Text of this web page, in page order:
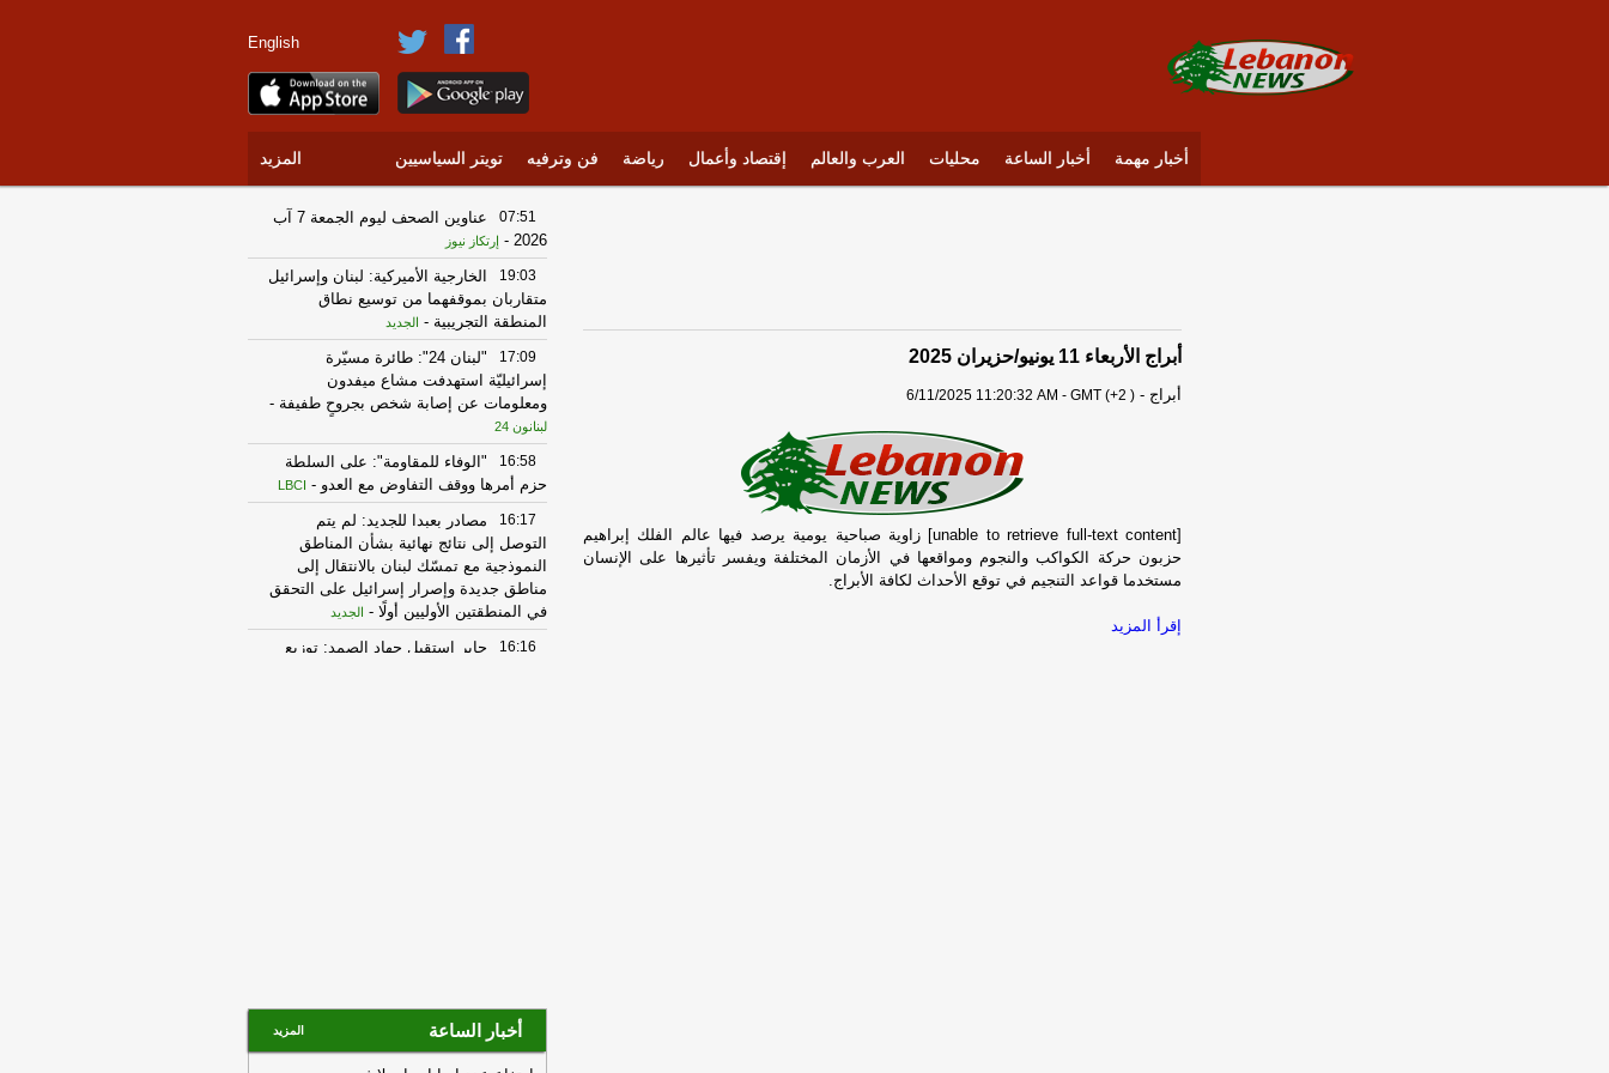
English
أخبار مهمة أخبار الساعة محليات العرب والعالم إقتصاد وأعمال رياضة فن وترفيه تويتر السياسيين المزيد
أبراج الأربعاء 11 يونيو/حزيران 2025
أبراج -
6/11/2025 11:20:32 AM - GMT (+2 )
[unable to retrieve full-text content] زاوية صباحية يومية يرصد فيها عالم الفلك إبراهيم
حزبون حركة الكواكب والنجوم ومواقعها في الأزمان المختلفة ويفسر تأثيرها على الإنسان
مستخدما قواعد التنجيم في توقع الأحداث لكافة الأبراج.
إقرأ المزيد
07:51
عناوين الصحف ليوم الجمعة 7 آب
2026
- إرتكاز نيوز
19:03
‏الخارجية الأميركية: لبنان وإسرائيل
متقاربان بموقفهما من توسيع نطاق
المنطقة التجريبية - الجديد
17:09
"لبنان 24": طائرة مسيّرة
إسرائيليّة استهدفت مشاع ميفدون
ومعلومات عن إصابة شخص بجروحٍ طفيفة -
لبنانون 24
16:58
"الوفاء للمقاومة": على السلطة
حزم أمرها ووقف التفاوض مع العدو -
LBCI
16:17
مصادر بعبدا للجديد: لم يتم
التوصل إلى نتائج نهائية بشأن المناطق
النموذجية مع تمسّك لبنان بالانتقال إلى
مناطق جديدة وإصرار إسرائيل على التحقق
في المنطقتين الأوليين أولًا - الجديد
16:16
جابر استقبل جهاد الصمد: توزيع
هناك خطأ منذ سنوات حيث تُدفع أموال من
خزينة الدولة من دون قانون
أخبار الساعة المزيد